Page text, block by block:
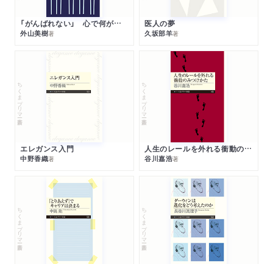
「がんばれない」 心で何が起きているか
外山美樹著
医人の夢
久坂部羊著
ちくまプリマー新書
エレガンス入門
中野香織著
ちくまプリマー新書
人生のレールを外れる衝動のみつけかた
谷川嘉浩著
ちくまプリマー新書 ちくまプリマー新書